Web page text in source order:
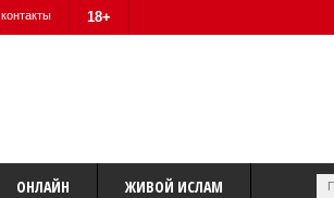
контакты 18+
ОНЛАЙН ЖИВОЙ ИСЛАМ